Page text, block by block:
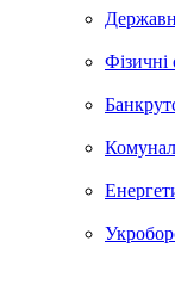
Фізичні